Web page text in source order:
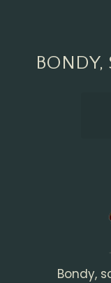
BONDY,
Bondy,